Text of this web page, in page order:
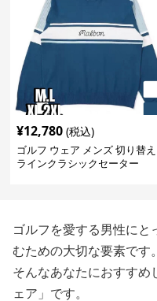
¥12,780 (税込)
ゴルフ ウェア メンズ 切り替え
ラインクラシックセーター
ゴルフを愛する男性にと
むための大切な要素です。
そんなあなたにおすすめ
ェア」です。